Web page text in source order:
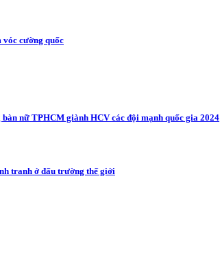
cường quốc
nữ TPHCM giành HCV các đội mạnh quốc gia 2024
tranh ở đấu trường thế giới